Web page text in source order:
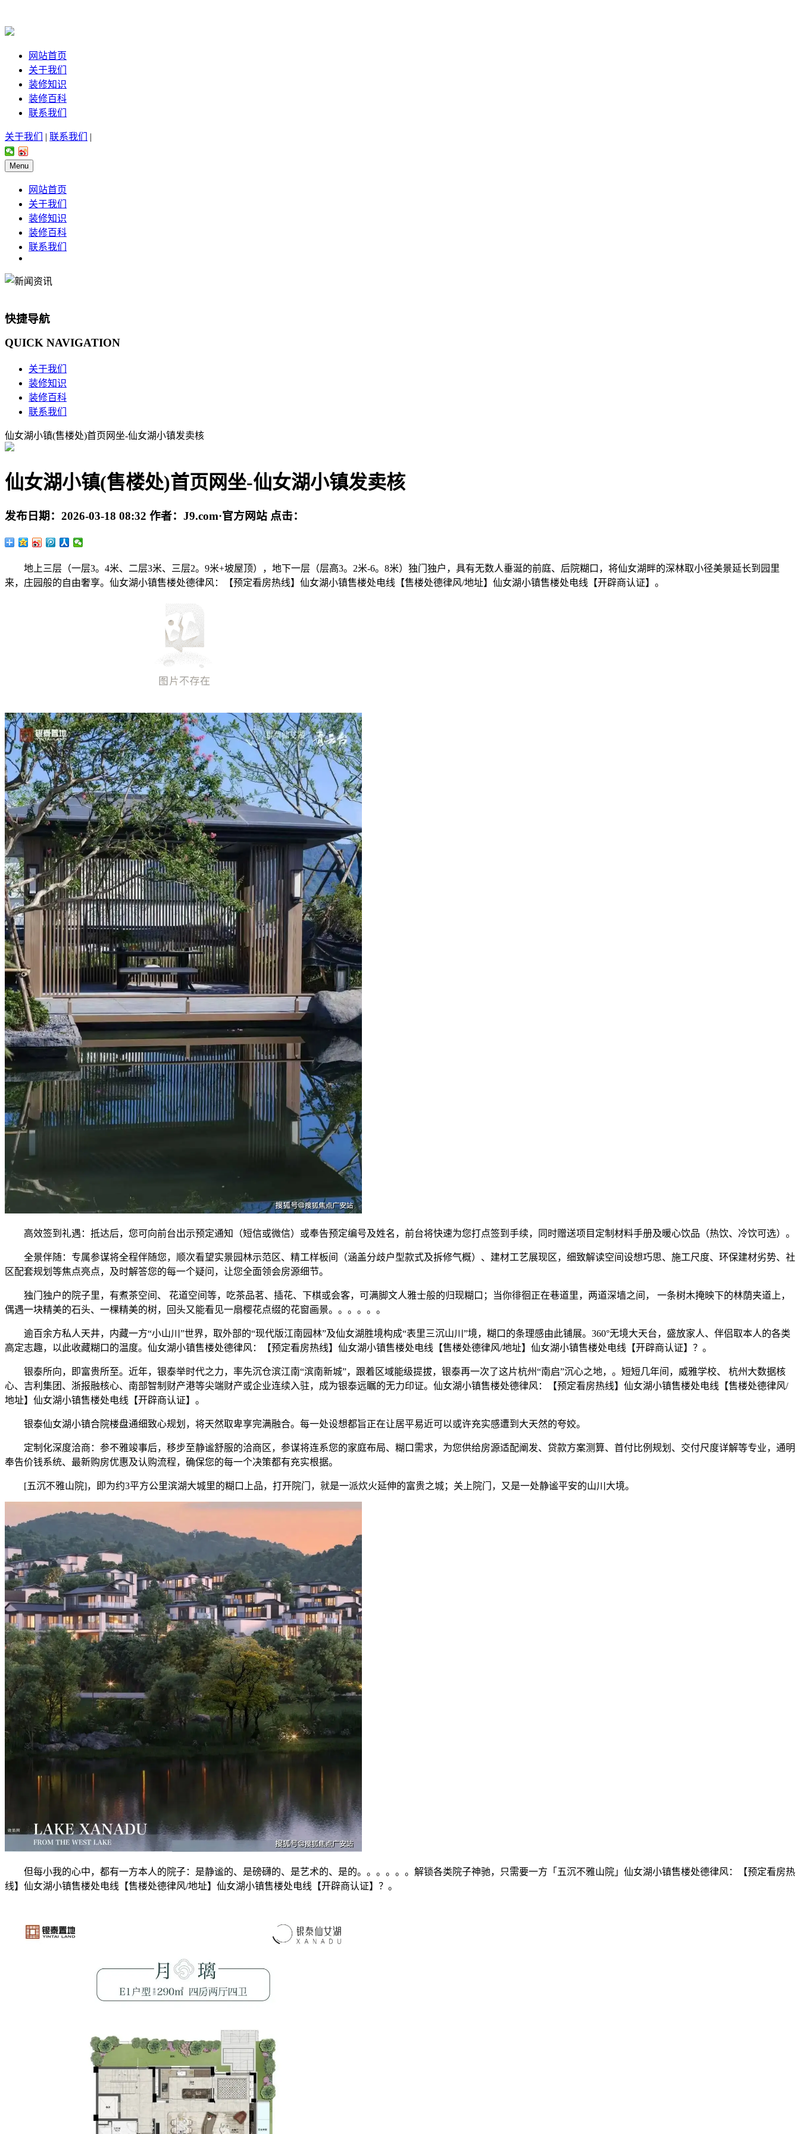
网站首页
关于我们
装修知识
装修百科
联系我们
关于我们 | 联系我们 |
Menu
网站首页
关于我们
装修知识
装修百科
联系我们
快捷导航
QUICK NAVIGATION
关于我们
装修知识
装修百科
联系我们
仙女湖小镇(售楼处)首页网坐-仙女湖小镇发卖核
仙女湖小镇(售楼处)首页网坐-仙女湖小镇发卖核
发布日期： 2026-03-18 08:32 作者： J9.com·官方网站 点击：
地上三层（一层3。4米、二层3米、三层2。9米+坡屋顶），地下一层（层高3。2米-6。8米）独门独户，具有无数人垂涎的前庭、后院糊口，将仙女湖畔的深林取小径美景延长到园里
来，庄园般的自由奢享。仙女湖小镇售楼处德律风：【预定看房热线】仙女湖小镇售楼处电线【售楼处德律风/地址】仙女湖小镇售楼处电线【开辟商认证】。
高效签到礼遇：抵达后，您可向前台出示预定通知（短信或微信）或奉告预定编号及姓名，前台将快速为您打点签到手续，同时赠送项目定制材料手册及暖心饮品（热饮、冷饮可选）。
全景伴随：专属参谋将全程伴随您，顺次看望实景园林示范区、精工样板间（涵盖分歧户型款式及拆修气概）、建材工艺展现区，细致解读空间设想巧思、施工尺度、环保建材劣势、社
区配套规划等焦点亮点，及时解答您的每一个疑问，让您全面领会房源细节。
独门独户的院子里，有煮茶空间、 花道空间等，吃茶品茗、插花、下棋或会客，可满脚文人雅士般的归现糊口；当你徘徊正在巷道里，两道深墙之间， 一条树木掩映下的林荫夹道上，
偶遇一块精美的石头、一棵精美的树，回头又能看见一扇樱花点缀的花窗画景。。。。。。
逾百余方私人天井，内藏一方“小山川”世界，取外部的“现代版江南园林”及仙女湖胜境构成“表里三沉山川”境，糊口的条理感由此铺展。360°无境大天台，盛放家人、伴侣取本人的各类
高定志趣，以此收藏糊口的温度。仙女湖小镇售楼处德律风：【预定看房热线】仙女湖小镇售楼处电线【售楼处德律风/地址】仙女湖小镇售楼处电线【开辟商认证】？。
银泰所向，即富贵所至。近年，银泰举时代之力，率先沉仓滨江南“滨南新城”，跟着区域能级提拔，银泰再一次了这片杭州“南启”沉心之地，。短短几年间，威雅学校、 杭州大数据核
心、吉利集团、浙报融核心、南部智制财产港等尖端财产或企业连续入驻，成为银泰远瞩的无力印证。仙女湖小镇售楼处德律风：【预定看房热线】仙女湖小镇售楼处电线【售楼处德律风/
地址】仙女湖小镇售楼处电线【开辟商认证】。
银泰仙女湖小镇合院楼盘通细致心规划，将天然取卑享完满融合。每一处设想都旨正在让居平易近可以或许充实感遭到大天然的夸姣。
定制化深度洽商：参不雅竣事后，移步至静谧舒服的洽商区，参谋将连系您的家庭布局、糊口需求，为您供给房源适配阐发、贷款方案测算、首付比例规划、交付尺度详解等专业，通明
奉告价钱系统、最新购房优惠及认购流程，确保您的每一个决策都有充实根据。
[五沉不雅山院]，即为约3平方公里滨湖大城里的糊口上品，打开院门，就是一派炊火延伸的富贵之城；关上院门，又是一处静谧平安的山川大境。
但每小我的心中，都有一方本人的院子：是静谧的、是磅礴的、是艺术的、是的。。。。。。解锁各类院子神驰，只需要一方「五沉不雅山院」仙女湖小镇售楼处德律风：【预定看房热
线】仙女湖小镇售楼处电线【售楼处德律风/地址】仙女湖小镇售楼处电线【开辟商认证】？。